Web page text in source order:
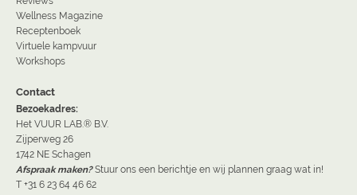
Wellness Magazine
Receptenboek
Virtuele kampvuur
Workshops
Contact
Bezoekadres:
Het VUUR LAB.® B.V.
Zijperweg 26
1742 NE Schagen
Afspraak maken? Stuur ons een berichtje en wij plannen graag wat in!
T +31 6 23 64 46 62